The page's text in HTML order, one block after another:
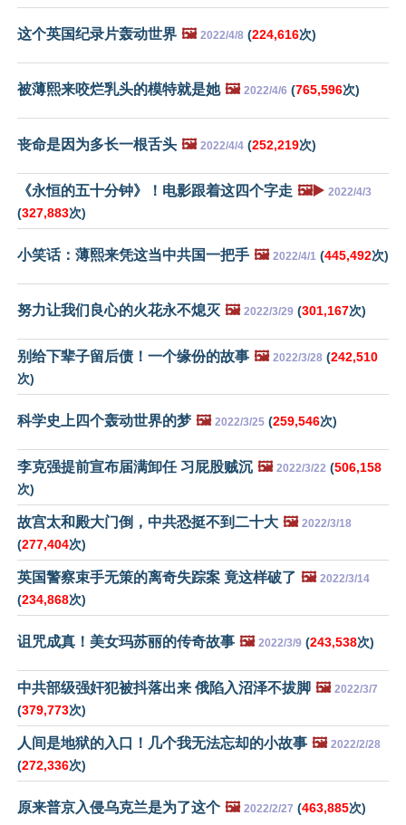
这个英国纪录片轰动世界 🖼️ 2022/4/8 (224,616次)
被薄熙来咬烂乳头的模特就是她 🖼️ 2022/4/6 (765,596次)
丧命是因为多长一根舌头 🖼️ 2022/4/4 (252,219次)
《永恒的五十分钟》！电影跟着这四个字走 🖼️▶️ 2022/4/3
(327,883次)
小笑话：薄熙来凭这当中共国一把手 🖼️ 2022/4/1 (445,492次)
努力让我们良心的火花永不熄灭 🖼️ 2022/3/29 (301,167次)
别给下辈子留后债！一个缘份的故事 🖼️ 2022/3/28 (242,510
次)
科学史上四个轰动世界的梦 🖼️ 2022/3/25 (259,546次)
李克强提前宣布届满卸任 习屁股贼沉 🖼️ 2022/3/22 (506,158
次)
故宫太和殿大门倒，中共恐挺不到二十大 🖼️ 2022/3/18
(277,404次)
英国警察束手无策的离奇失踪案 竟这样破了 🖼️ 2022/3/14
(234,868次)
诅咒成真！美女玛苏丽的传奇故事 🖼️ 2022/3/9 (243,538次)
中共部级强奸犯被抖落出来 俄陷入沼泽不拔脚 🖼️ 2022/3/7
(379,773次)
人间是地狱的入口！几个我无法忘却的小故事 🖼️ 2022/2/28
(272,336次)
原来普京入侵乌克兰是为了这个 🖼️ 2022/2/27 (463,885次)